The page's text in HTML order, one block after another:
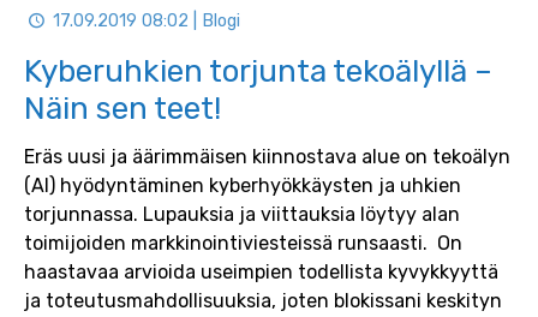
17.09.2019 08:02 | Blogi
Kyberuhkien torjunta tekoälyllä –
Näin sen teet!
Eräs uusi ja äärimmäisen kiinnostava alue on tekoälyn
(AI) hyödyntäminen kyberhyökkäysten ja uhkien
torjunnassa. Lupauksia ja viittauksia löytyy alan
toimijoiden markkinointiviesteissä runsaasti. On
haastavaa arvioida useimpien todellista kyvykkyyttä
ja toteutusmahdollisuuksia, joten blokissani keskityn